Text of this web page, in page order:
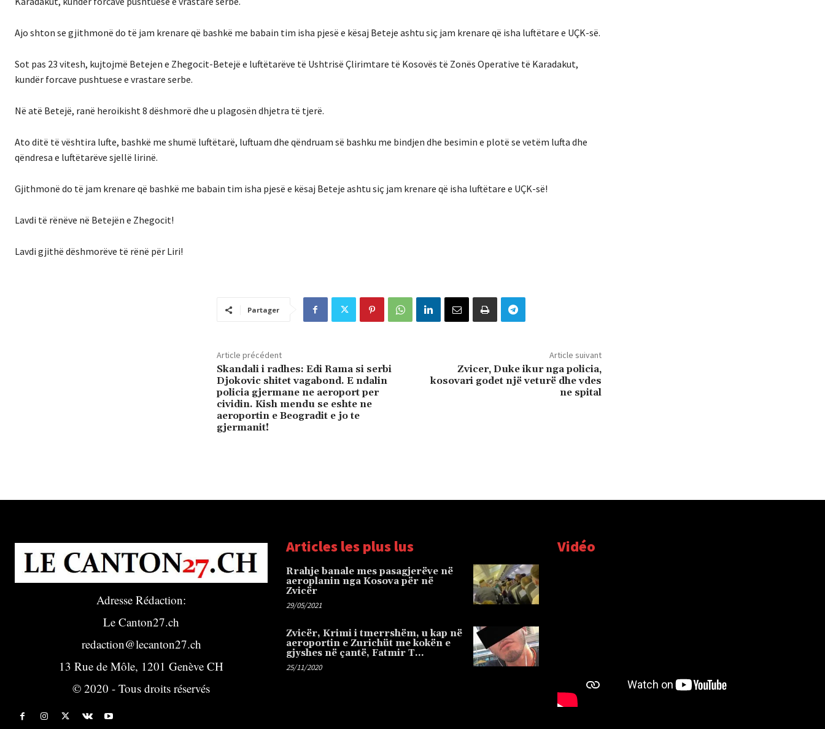
Ajo shton se gjithmonë do të jam krenare që bashkë me babain tim isha pjesë e kësaj Beteje ashtu siç jam krenare që isha luftëtare e UÇK-së.
Sot pas 23 vitesh, kujtojmë Betejen e Zhegocit-Betejë e luftëtarëve të Ushtrisë Çlirimtare të Kosovës të Zonës Operative të Karadakut,
kundër forcave pushtuese e vrastare serbe.
Në atë Betejë, ranë heroikisht 8 dëshmorë dhe u plagosën dhjetra të tjerë.
Ato ditë të vështira lufte, bashkë me shumë luftëtarë, luftuam dhe qëndruam së bashku me bindjen dhe besimin e plotë se vetëm lufta dhe
qëndresa e luftëtarëve sjellë lirinë.
Gjithmonë do të jam krenare që bashkë me babain tim isha pjesë e kësaj Beteje ashtu siç jam krenare që isha luftëtare e UÇK-së!
Lavdi të rënëve në Betejën e Zhegocit!
Lavdi gjithë dëshmorëve të rënë për Liri!
Partager
Article précédent
Skandali i radhes: Edi Rama si serbi
Djokovic shitet vagabond. E ndalin
policia gjermane ne aeroport per
cividin. Kish mendu se eshte ne
aeroportin e Beogradit e jo te
gjermanit!
Article suivant
Zvicer, Duke ikur nga policia,
kosovari godet një veturë dhe vdes
ne spital
Adresse Rédaction:
Le Canton27.ch
redaction@lecanton27.ch
13 Rue de Môle, 1201 Genève CH
© 2020 - Tous droits réservés
Articles les plus lus
Rrahje banale mes pasagjerëve në
aeroplanin nga Kosova për në
Zvicër
29/05/2021
Zvicër, Krimi i tmerrshëm, u kap në
aeroportin e Zurichüt me kokën e
gjyshes në çantë, Fatmir T…
25/11/2020
Vidéo